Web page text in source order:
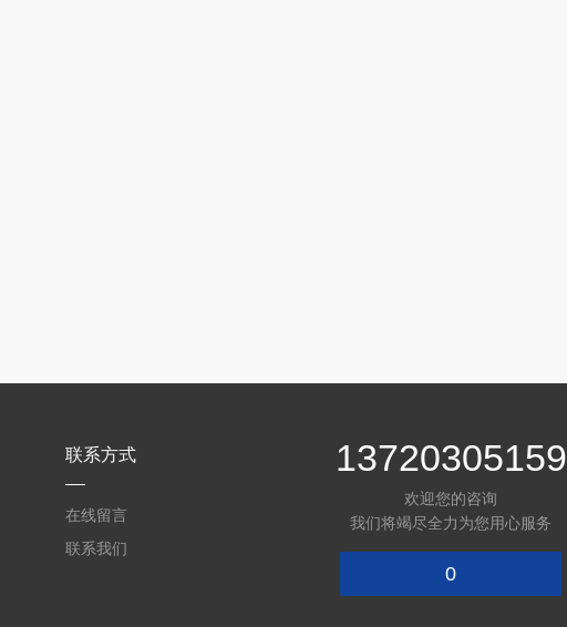
联系方式
在线留言
联系我们
13720305159
欢迎您的咨询
我们将竭尽全力为您用心服务
0